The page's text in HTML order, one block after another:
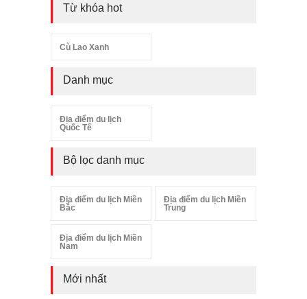
Từ khóa hot
Cù Lao Xanh
Danh mục
Địa điểm du lịch
Quốc Tế
Bộ lọc danh mục
Địa điểm du lịch Miền
Bắc
Địa điểm du lịch Miền
Trung
Địa điểm du lịch Miền
Nam
Mới nhất